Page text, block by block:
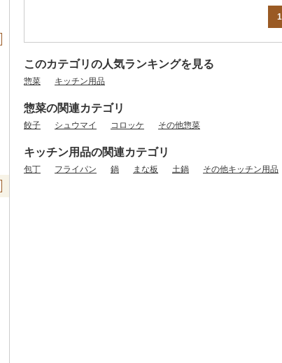
1
このカテゴリの人気ランキングを見る
惣菜 キッチン用品
惣菜の関連カテゴリ
餃子 シュウマイ コロッケ その他惣菜
キッチン用品の関連カテゴリ
包丁 フライパン 鍋 まな板 土鍋 その他キッチン用品